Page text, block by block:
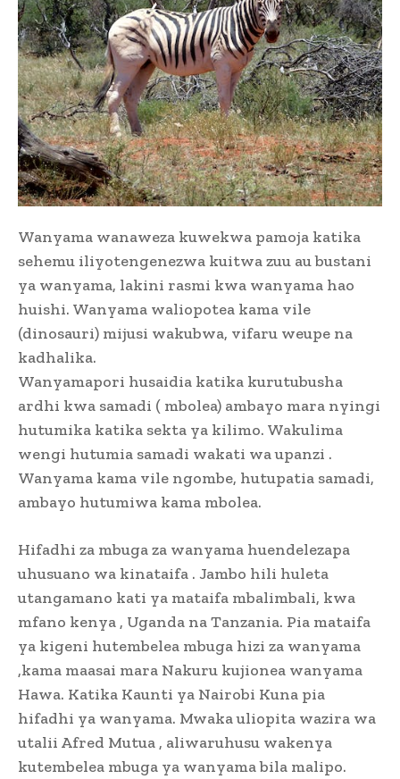
Wanyama wanaweza kuwekwa pamoja katika
sehemu iliyotengenezwa kuitwa zuu au bustani
ya wanyama, lakini rasmi kwa wanyama hao
huishi. Wanyama waliopotea kama vile
(dinosauri) mijusi wakubwa, vifaru weupe na
kadhalika.
Wanyamapori husaidia katika kurutubusha
ardhi kwa samadi ( mbolea) ambayo mara nyingi
hutumika katika sekta ya kilimo. Wakulima
wengi hutumia samadi wakati wa upanzi .
Wanyama kama vile ngombe, hutupatia samadi,
ambayo hutumiwa kama mbolea.
Hifadhi za mbuga za wanyama huendelezapa
uhusuano wa kinataifa . Jambo hili huleta
utangamano kati ya mataifa mbalimbali, kwa
mfano kenya , Uganda na Tanzania. Pia mataifa
ya kigeni hutembelea mbuga hizi za wanyama
,kama maasai mara Nakuru kujionea wanyama
Hawa. Katika Kaunti ya Nairobi Kuna pia
hifadhi ya wanyama. Mwaka uliopita wazira wa
utalii Afred Mutua , aliwaruhusu wakenya
kutembelea mbuga ya wanyama bila malipo.